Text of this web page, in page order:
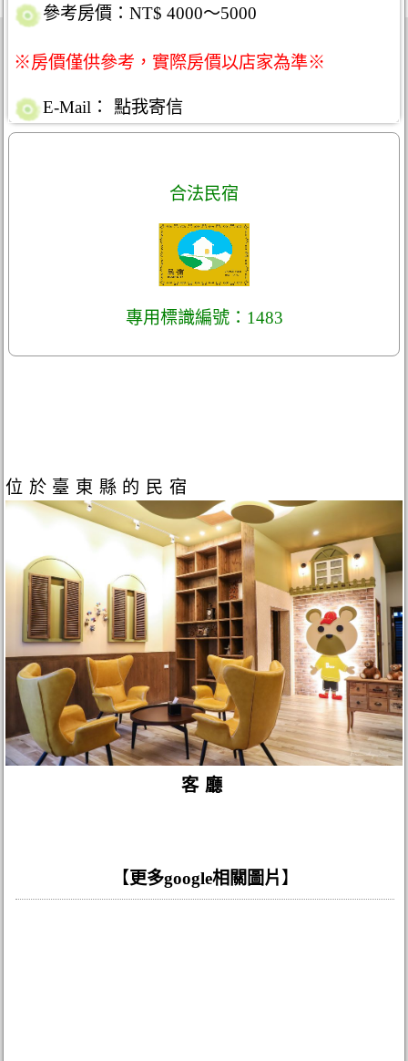
參考房價：NT$ 4000～5000
※房價僅供參考，實際房價以店家為準※
E-Mail： 點我寄信
合法民宿
專用標識編號：1483
位於臺東縣的民宿
客廳
【更多google相關圖片 】